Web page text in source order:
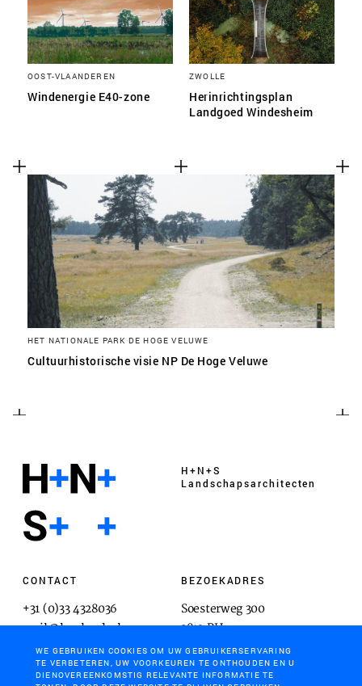
OOST-VLAANDEREN
Windenergie E40-zone
ZWOLLE
Herinrichtingsplan
Landgoed Windesheim
HET NATIONALE PARK DE HOGE VELUWE
Cultuurhistorische visie NP De Hoge Veluwe
H+N+S
Landschaps­architecten
CONTACT
+31 (0)33 4328036
mail@hnsland.nl
BEZOEKADRES
Soesterweg 300
3812 BH
Amersfoort
WE GEBRUIKEN COOKIES OM UW GEBRUIKERSERVARING
TE VERBETEREN, UW VOORKEUREN TE ONTHOUDEN EN U
DIENOVEREENKOMSTIG RELEVANTE INFORMATIE TE